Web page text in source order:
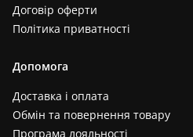
Виноградний (1)
Білий+чорний (1)
Чорно-мятний (1)
Прозорий+червоний (1)
Договір оферти
Політика приватності
Допомога
Доставка і оплата
Обмін та повернення товару
Програма лояльності